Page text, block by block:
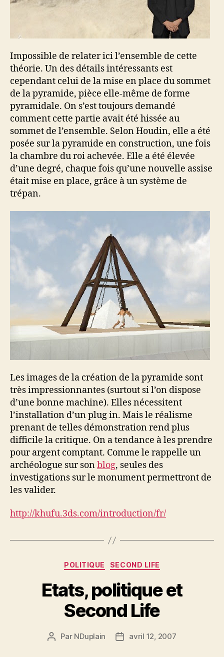
Impossible de relater ici l’ensemble de cette
théorie. Un des détails intéressants est
cependant celui de la mise en place du sommet
de la pyramide, pièce elle-même de forme
pyramidale. On s’est toujours demandé
comment cette partie avait été hissée au
sommet de l’ensemble. Selon Houdin, elle a été
posée sur la pyramide en construction, une fois
la chambre du roi achevée. Elle a été élevée
d’une degré, chaque fois qu’une nouvelle assise
était mise en place, grâce à un système de
trépan.
Les images de la création de la pyramide sont
très impressionnantes (surtout si l’on dispose
d’une bonne machine). Elles nécessitent
l’installation d’un plug in. Mais le réalisme
prenant de telles démonstration rend plus
difficile la critique. On a tendance à les prendre
pour argent comptant. Comme le rappelle un
archéologue sur sonblog, seules des
investigations sur le monument permettront de
les valider.
http://khufu.3ds.com/introduction/fr/
Catégories
POLITIQUE SECOND LIFE
Etats, politique et
Second Life
Auteur
Par NDuplain
Dateavril 12, 2007